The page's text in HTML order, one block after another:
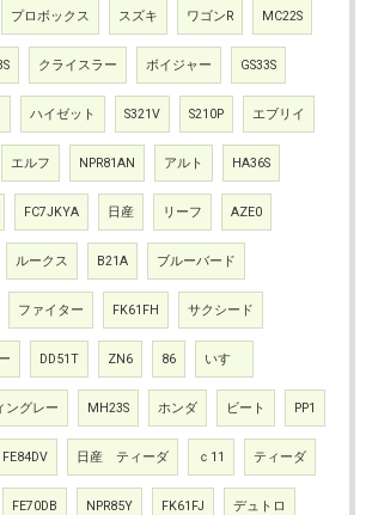
プロボックス スズキ ワゴンR MC22S
クライスラー ボイジャー GS33S
ハイゼット S321V S210P エブリイ
エルフ NPR81AN アルト HA36S
FC7JKYA 日産 リーフ AZE0
ルークス B21A ブルーバード
ファイター FK61FH サクシード
DD51T ZN6 86 いすゞ
ングレー MH23S ホンダ ビート PP1
FE84DV 日産 ティーダ ｃ11 ティーダ
FE70DB NPR85Y FK61FJ デュトロ